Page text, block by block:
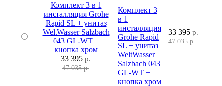
Комплект 3 в 1
инсталляция Grohe
Rapid SL + унитаз
WeltWasser Salzbach
043 GL-WT +
кнопка хром
33 395 р.
47 035 р.
Комплект 3
в 1
инсталляция
Grohe Rapid
SL + унитаз
WeltWasser
Salzbach 043
GL-WT +
кнопка хром
33 395 р.
47 035 р.